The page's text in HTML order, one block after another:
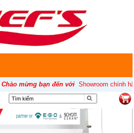
Chào mừng bạn đến vớiShowroom chính